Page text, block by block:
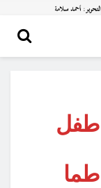
طفل
طما